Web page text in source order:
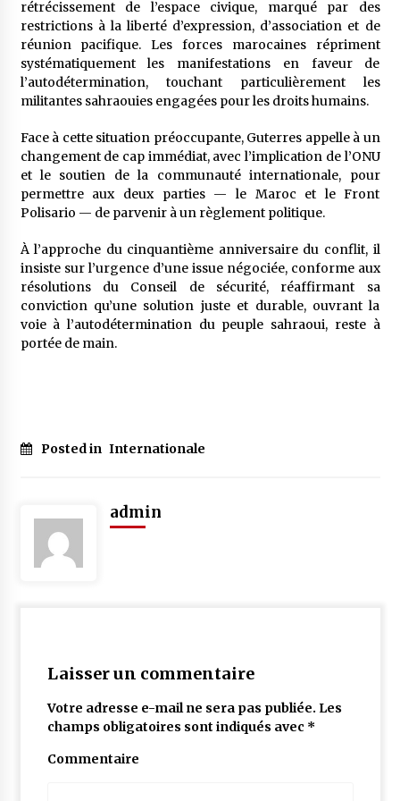
rétrécissement de l’espace civique, marqué par des
restrictions à la liberté d’expression, d’association et de
réunion pacifique. Les forces marocaines répriment
systématiquement les manifestations en faveur de
l’autodétermination, touchant particulièrement les
militantes sahraouies engagées pour les droits humains.
Face à cette situation préoccupante, Guterres appelle à un
changement de cap immédiat, avec l’implication de l’ONU
et le soutien de la communauté internationale, pour
permettre aux deux parties — le Maroc et le Front
Polisario — de parvenir à un règlement politique.
À l’approche du cinquantième anniversaire du conflit, il
insiste sur l’urgence d’une issue négociée, conforme aux
résolutions du Conseil de sécurité, réaffirmant sa
conviction qu’une solution juste et durable, ouvrant la
voie à l’autodétermination du peuple sahraoui, reste à
portée de main.
Posted in Internationale
admin
Laisser un commentaire
Votre adresse e-mail ne sera pas publiée. Les
champs obligatoires sont indiqués avec *
Commentaire